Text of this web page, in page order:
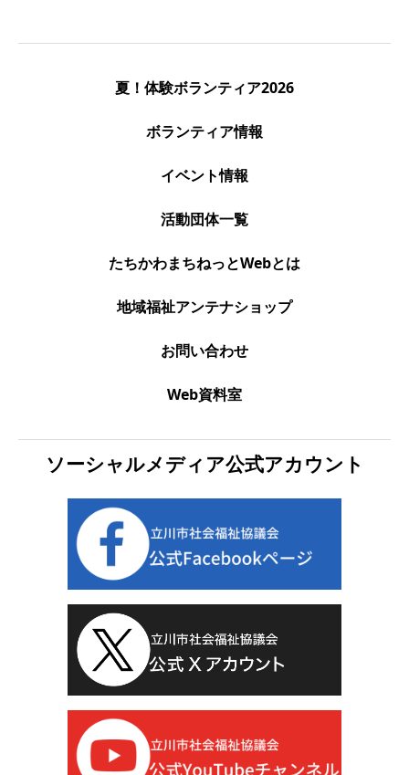
夏！体験ボランティア2026
ボランティア情報
イベント情報
活動団体一覧
たちかわまちねっとWebとは
地域福祉アンテナショップ
お問い合わせ
Web資料室
ソーシャルメディア公式アカウント